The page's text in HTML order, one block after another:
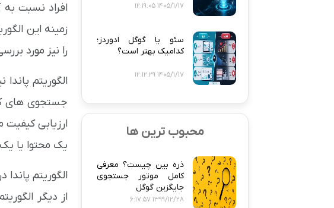
افراد نسبت
زمینه این
را نیز مورد
الگوریتم
جستجوی های
ارزیابی
یک محتوا یا
الگوریتم
از دیگر
1405/1/17 12:19:05
سئو یا گوگل ادوردز؛
کدامیک بهتر است؟
1405/1/17 12:12:29
محبوب ترین ها
ذره‌ بین چیست؟ معرفی
کامل موتور جستجوی
جایگزین گوگل
1399/12/28 6:17:57